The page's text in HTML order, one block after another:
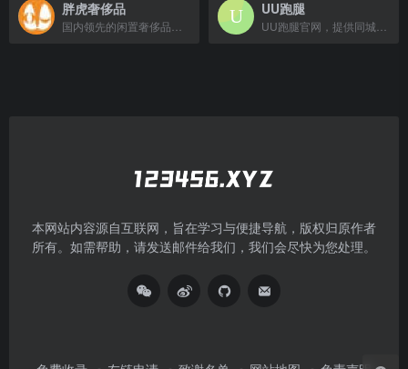
胖虎奢侈品 UU跑腿
本网站内容源自互联网，旨在学习与便捷导航，版权归原作者
所有。如需帮助，请发送邮件给我们，我们会尽快为您处理。